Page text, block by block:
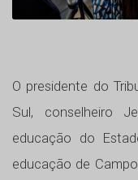
O presidente do
Sul, conselheiro
educação do
educação de